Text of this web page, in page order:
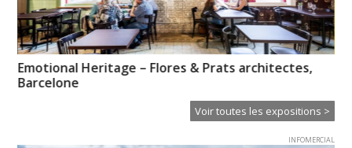
Emotional Heritage – Flores & Prats architectes,
Barcelone
Voir toutes les expositions >
INFOMERCIAL